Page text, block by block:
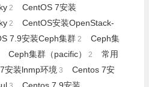
2
CentOS 7安装
2
CentOS安装OpenStack-
7.9安装Ceph集群 2
Ceph集
Ceph集群（pacific） 2
常用
安装lnmp环境 3
Centos 7安